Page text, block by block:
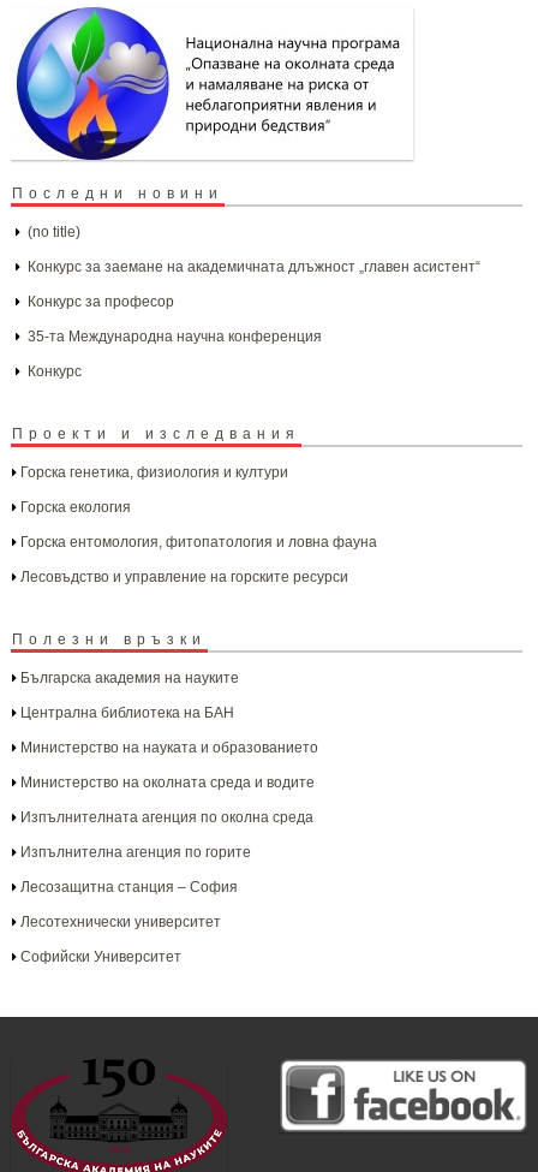
Последни новини
(no title)
Конкурс за заемане на академичната длъжност „главен асистент“
Конкурс за професор
35-та Международна научна конференция
Конкурс
Проекти и изследвания
Горска генетика, физиология и култури
Горска екология
Горска ентомология, фитопатология и ловна фауна
Лесовъдство и управление на горските ресурси
Полезни връзки
Българска aкадемия на науките
Централна библиотека на БАН
Министерство на науката и образованието
Министерство на околната среда и водите
Изпълнителната агенция по околна среда
Изпълнителна агенция по горите
Лесозащитна станция – София
Лесотехнически университет
Софийски Университет